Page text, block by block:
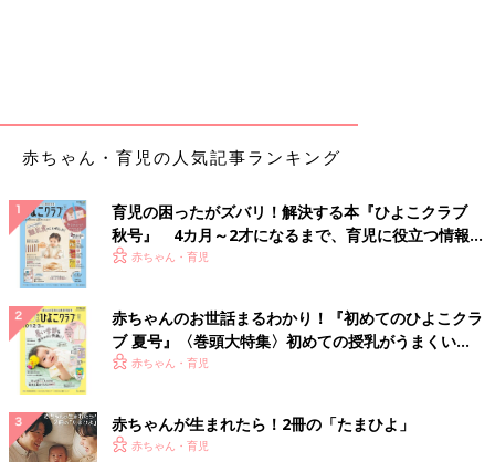
出典：Instagramアカウント「yuruku_ouchi」
chikoさんは浴室の床やお風呂マットなどをオキシ漬け。オキシ
クリーンを床にまき、フタをしたら60℃のシャワーでお湯をた
めて、冷めるまで数時間放置するのだとか。ほったらかしできれ
いになるのがいいですね！
お風呂道具一式まとめてオキシ漬け
赤ちゃん・育児の人気記事ランキング
育児の困ったがズバリ！解決する本『ひよこクラブ
秋号』 4カ月～2才になるまで、育児に役立つ情報が
いっぱい！
赤ちゃん・育児
赤ちゃんのお世話まるわかり！『初めてのひよこクラ
ブ 夏号』〈巻頭大特集〉初めての授乳がうまくい
く！ おっぱい・ミルクの基本と夏のトラブル 解決テ
赤ちゃん・育児
赤ちゃんが生まれたら！2冊の「たまひよ」
赤ちゃん・育児